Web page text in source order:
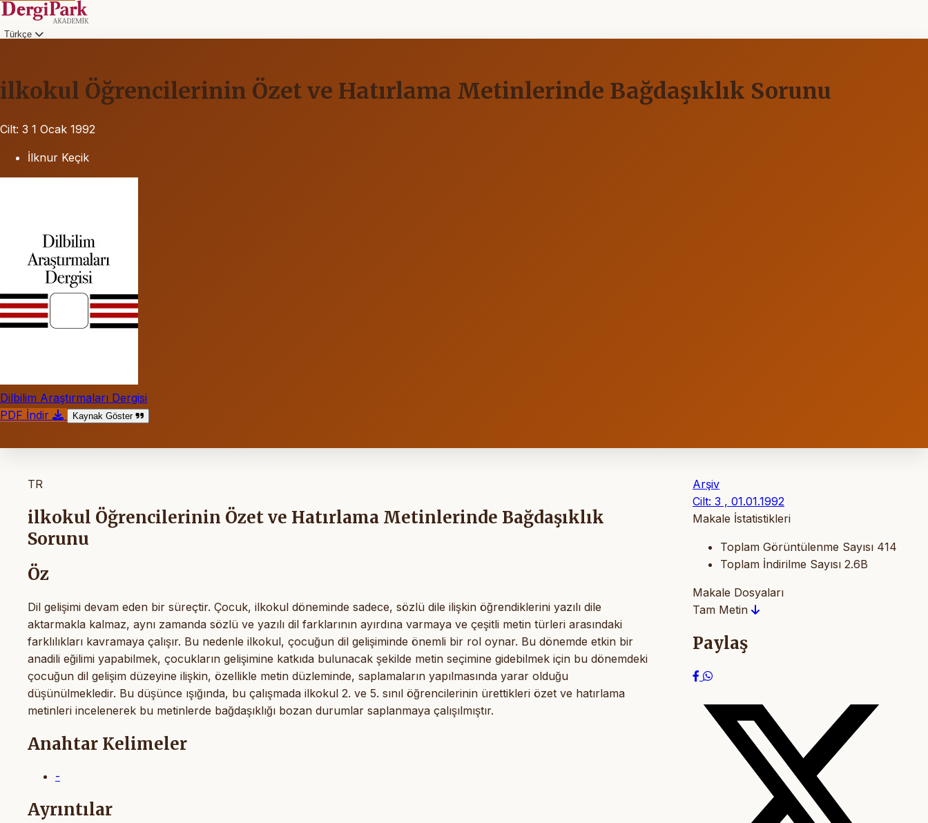
Türkçe
ilkokul Öğrencilerinin Özet ve Hatırlama Metinlerinde Bağdaşıklık Sorunu
Cilt: 3 1 Ocak 1992
İlknur Keçik
Dilbilim Araştırmaları Dergisi
PDF İndir
Kaynak Göster
TR
ilkokul Öğrencilerinin Özet ve Hatırlama Metinlerinde Bağdaşıklık
Sorunu
Öz
Dil gelişimi devam eden bir süreçtir. Çocuk, ilkokul döneminde sadece, sözlü dile ilişkin öğrendiklerini yazılı dile
aktarmakla kalmaz, aynı zamanda sözlü ve yazılı dil farklarının ayırdına varmaya ve çeşitli metin türleri arasındaki
farklılıkları kavramaya çalışır. Bu nedenle ilkokul, çocuğun dil gelişiminde önemli bir rol oynar. Bu dönemde etkin bir
anadili eğilimi yapabilmek, çocukların gelişimine katkıda bulunacak şekilde metin seçimine gidebilmek için bu dönemdeki
çocuğun dil gelişim düzeyine ilişkin, özellikle metin düzleminde, saplamaların yapılmasında yarar olduğu
düşünülmekledir. Bu düşünce ışığında, bu çalışmada ilkokul 2. ve 5. sınıl öğrencilerinin ürettikleri özet ve hatırlama
metinleri incelenerek bu metinlerde bağdaşıklığı bozan durumlar saplanmaya çalışılmıştır.
Anahtar Kelimeler
-
Ayrıntılar
Arşiv
Cilt: 3 , 01.01.1992
Makale İstatistikleri
Toplam Görüntülenme Sayısı 414
Toplam İndirilme Sayısı 2.6B
Makale Dosyaları
Tam Metin
Paylaş